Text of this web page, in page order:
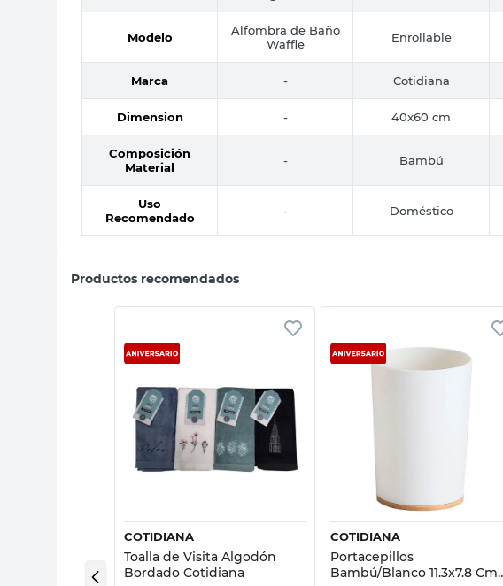
Modelo
Alfombra de Baño
Waffle
Enrollable
Marca - Cotidiana
Dimension - 40x60 cm
Composición
Material
- Bambú
Uso
Recomendado
- Doméstico
Productos recomendados
Vista rápida
COTIDIANA
Toalla de Visita Algodón
Bordado Cotidiana
COTIDIANA
Portacepillos
Bambú/Blanco 11.3x7.8 Cm